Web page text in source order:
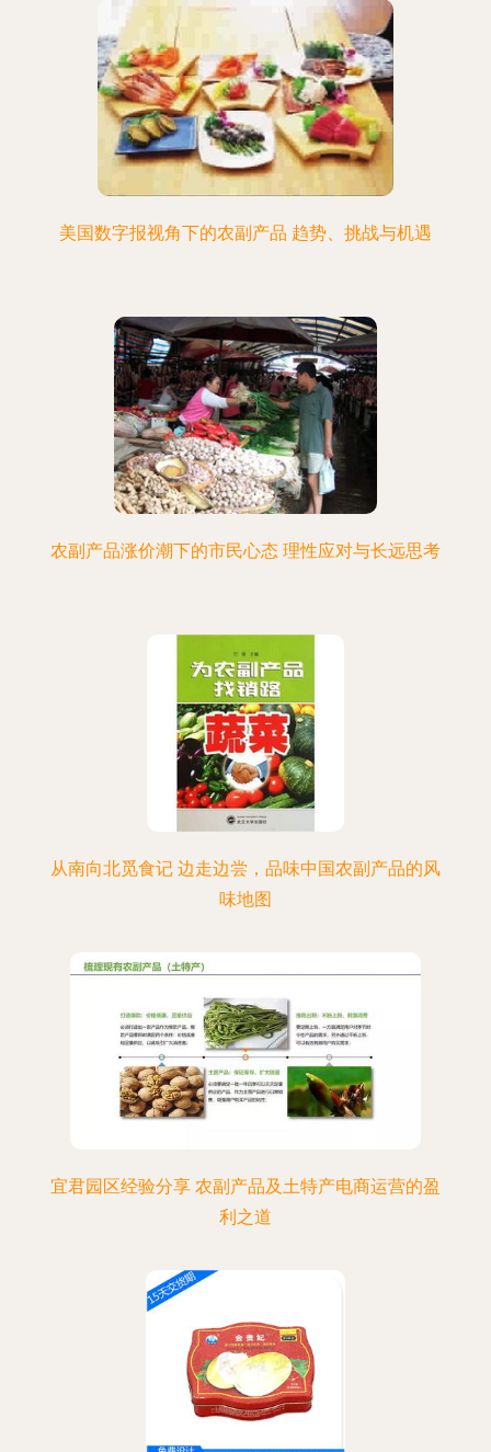
美国数字报视角下的农副产品 趋势、挑战与机遇
农副产品涨价潮下的市民心态 理性应对与长远思考
从南向北觅食记 边走边尝，品味中国农副产品的风
味地图
宜君园区经验分享 农副产品及土特产电商运营的盈
利之道